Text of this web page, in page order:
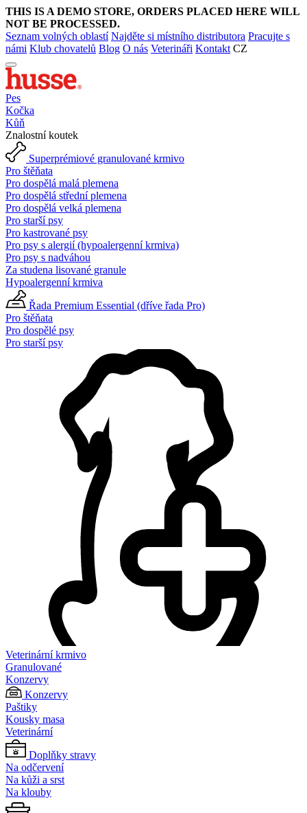
THIS IS A DEMO STORE, ORDERS PLACED HERE WILL
NOT BE PROCESSED.
Seznam volných oblastí Najděte si místního distributora Pracujte s
námi Klub chovatelů Blog O nás Veterináři Kontakt CZ
Pes
Kočka
Kůň
Znalostní koutek
Superprémiové granulované krmivo
Pro štěňata
Pro dospělá malá plemena
Pro dospělá střední plemena
Pro dospělá velká plemena
Pro starší psy
Pro kastrované psy
Pro psy s alergií (hypoalergenní krmiva)
Pro psy s nadváhou
Za studena lisované granule
Hypoalergenní krmiva
Řada Premium Essential (dříve řada Pro)
Pro štěňata
Pro dospělé psy
Pro starší psy
Veterinární krmivo
Granulované
Konzervy
Konzervy
Paštiky
Kousky masa
Veterinární
Doplňky stravy
Na odčervení
Na kůži a srst
Na klouby